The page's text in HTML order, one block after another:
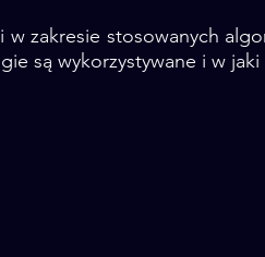
w zakresie stosowanych
są wykorzystywane i w